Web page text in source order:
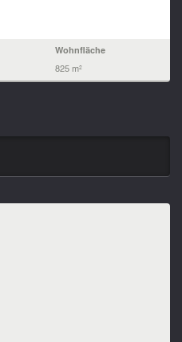
Wohnfläche
825 m²